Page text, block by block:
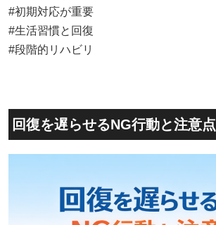
#初期対応が重要
#生活習慣と回復
#段階的リハビリ
回復を遅らせるNG行動と注意点